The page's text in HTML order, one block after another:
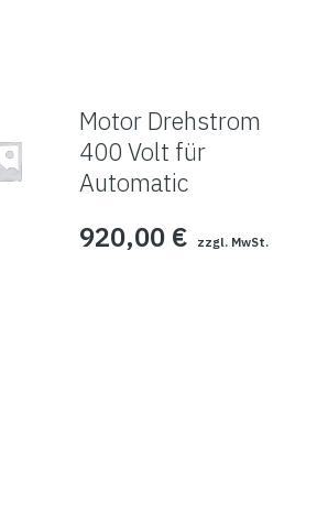
Motor Drehstrom
400 Volt für
Automatic
920,00 € zzgl. MwSt.